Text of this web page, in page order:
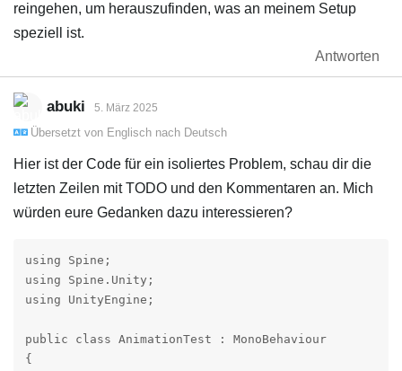
reingehen, um herauszufinden, was an meinem Setup
speziell ist.
Antworten
abuki 5. März 2025
Übersetzt von Englisch nach Deutsch
Hier ist der Code für ein isoliertes Problem, schau dir die
letzten Zeilen mit TODO und den Kommentaren an. Mich
würden eure Gedanken dazu interessieren?
using Spine;
using Spine.Unity;
using UnityEngine;
public class AnimationTest : MonoBehaviour
{